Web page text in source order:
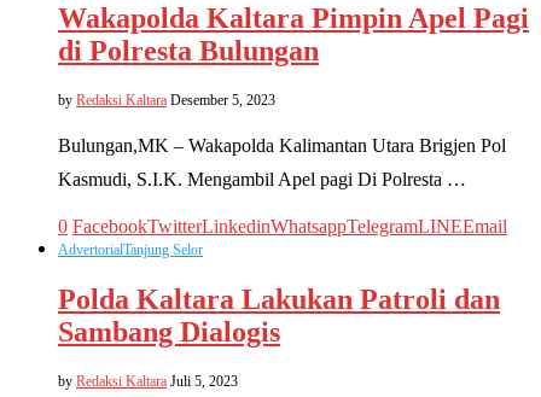
Wakapolda Kaltara Pimpin Apel Pagi
di Polresta Bulungan
by Redaksi Kaltara Desember 5, 2023
Bulungan,MK – Wakapolda Kalimantan Utara Brigjen Pol
Kasmudi, S.I.K. Mengambil Apel pagi Di Polresta …
0 FacebookTwitterLinkedinWhatsappTelegramLINEEmail
AdvertorialTanjung Selor
Polda Kaltara Lakukan Patroli dan
Sambang Dialogis
by Redaksi Kaltara Juli 5, 2023